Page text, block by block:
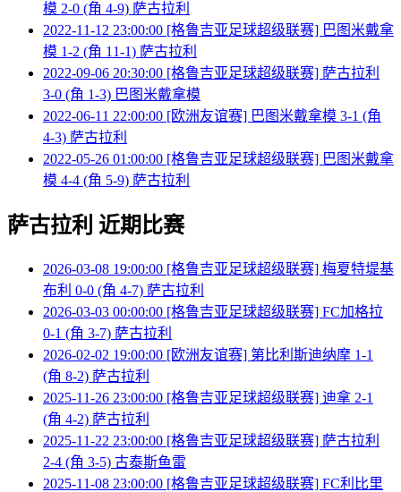
模 2-0 (角 4-9) 萨古拉利
2022-11-12 23:00:00 [格鲁吉亚足球超级联赛] 巴图米戴拿
模 1-2 (角 11-1) 萨古拉利
2022-09-06 20:30:00 [格鲁吉亚足球超级联赛] 萨古拉利
3-0 (角 1-3) 巴图米戴拿模
2022-06-11 22:00:00 [欧洲友谊赛] 巴图米戴拿模 3-1 (角
4-3) 萨古拉利
2022-05-26 01:00:00 [格鲁吉亚足球超级联赛] 巴图米戴拿
模 4-4 (角 5-9) 萨古拉利
萨古拉利 近期比赛
2026-03-08 19:00:00 [格鲁吉亚足球超级联赛] 梅夏特堤基
布利 0-0 (角 4-7) 萨古拉利
2026-03-03 00:00:00 [格鲁吉亚足球超级联赛] FC加格拉
0-1 (角 3-7) 萨古拉利
2026-02-02 19:00:00 [欧洲友谊赛] 第比利斯迪纳摩 1-1
(角 8-2) 萨古拉利
2025-11-26 23:00:00 [格鲁吉亚足球超级联赛] 迪拿 2-1
(角 4-2) 萨古拉利
2025-11-22 23:00:00 [格鲁吉亚足球超级联赛] 萨古拉利
2-4 (角 3-5) 古泰斯鱼雷
2025-11-08 23:00:00 [格鲁吉亚足球超级联赛] FC利比里